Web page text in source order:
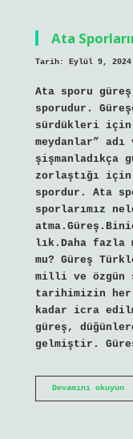
Ata
Tarih: Eylül 9, 2024
Ata sporu
sporudur.
sürdükleri için
meydanlar”
zorlaştığı
spordur. Ata
sporlarımız
lık.Daha fazla
mu? Güreş
milli ve özgün
tarihimizin her
kadar icra
güreş,
gelmiştir.
Devamını okuyunAta